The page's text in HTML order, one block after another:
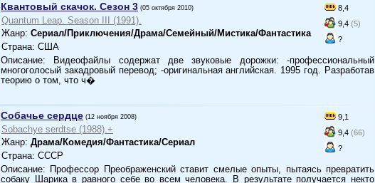
8,4
9,4 (5)
?
Квантовый скачок. Сезон 3 (05 октября 2010)
Quantum Leap. Season III (1991).
Жанр: Сериал/Приключения/Драма/Семейный/Мистика/Фантастика
Страна: США
Описание: Видеофайлы содержат две звуковые дорожки: -профессиональный
многоголосый закадровый перевод; -оригинальная английская. 1995 год. Разработав
теорию о том, что ч�
9,1
9,4 (66)
?
Собачье сердце (12 ноября 2008)
Sobachye serdtse (1988).+
Жанр: Драма/Комедия/Фантастика/Сериал
Страна: СССР
Описание: Профессор Преображенский ставит смелые опыты, пытаясь превратить
собаку Шарика в равного себе во всем человека. В результате получается некто